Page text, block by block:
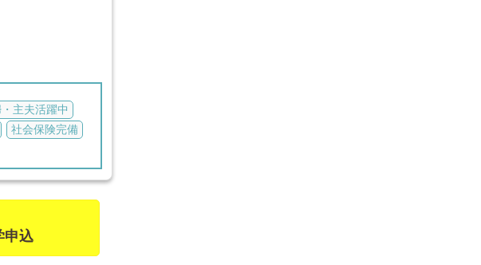
主夫活躍中
社会保険完備
申込